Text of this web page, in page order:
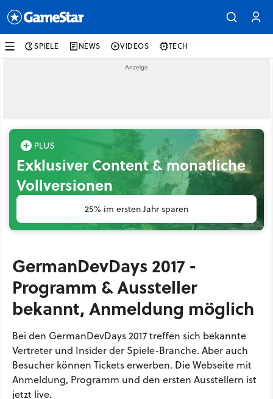
SPIELE NEWS VIDEOS TECH
Exklusiver Content & monatliche
Vollversionen
25% im ersten Jahr sparen
GermanDevDays 2017 -
Programm & Aussteller
bekannt, Anmeldung möglich
Bei den GermanDevDays 2017 treffen sich bekannte
Vertreter und Insider der Spiele-Branche. Aber auch
Besucher können Tickets erwerben. Die Webseite mit
Anmeldung, Programm und den ersten Ausstellern ist
jetzt live.